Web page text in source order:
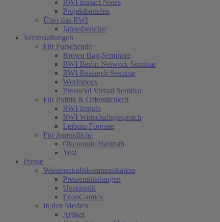
RWI Impact Notes
Projektberichte
Über das RWI
Jahresberichte
Veranstaltungen
Für Forschende
Brown Bag-Seminare
RWI Berlin Network Seminar
RWI Research Seminar
Workshops
Prosocial Virtual Seminar
Für Politik & Öffentlichkeit
RWI Impuls
RWI Wirtschaftsgespräch
Leibniz-Formate
Für Jugendliche
Ökonomie Hautnah
Yes!
Presse
Wissenschaftskommunikation
Pressemitteilungen
Unstatistik
EconComics
In den Medien
Artikel